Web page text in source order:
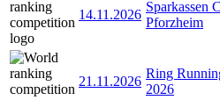
14.11.2026
Sparkassen
Pforzheim
21.11.2026
Ring
2026